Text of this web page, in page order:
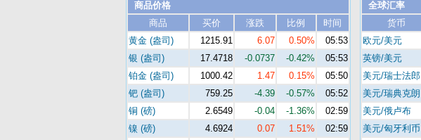
商品价格
商品
买价 涨跌 比例
时间
黄金 (盎司)
1215.91 6.07 0.50%
05:53
银 (盎司)
17.4718 -0.0737 -0.42%
05:53
铂金 (盎司)
1000.42 1.47 0.15%
05:50
钯 (盎司)
759.25 -4.39 -0.57%
05:52
铜 (磅)
2.6549 -0.04 -1.36%
02:59
镍 (磅)
4.6924 0.07 1.51%
02:59
全球汇率
货币
欧元/美元
英镑/美元
美元/瑞士法郎
美元/瑞典克朗
美元/俄卢布
美元/匈牙利币